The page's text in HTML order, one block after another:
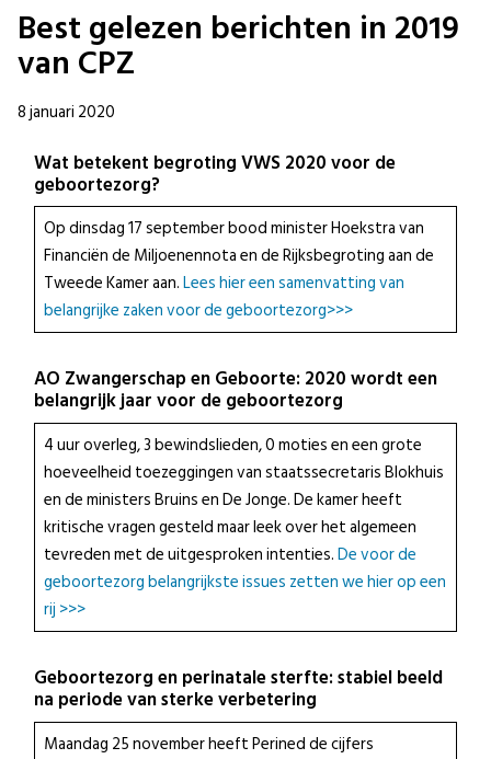
Best gelezen berichten in 2019
van CPZ
8 januari 2020
Wat betekent begroting VWS 2020 voor de
geboortezorg?
Op dinsdag 17 september bood minister Hoekstra van
Financiën de Miljoenennota en de Rijksbegroting aan de
Tweede Kamer aan.Lees hier een samenvatting van
belangrijke zaken voor de geboortezorg>>>
AO Zwangerschap en Geboorte: 2020 wordt een
belangrijk jaar voor de geboortezorg
4 uur overleg, 3 bewindslieden, 0 moties en een grote
hoeveelheid toezeggingen van staatssecretaris Blokhuis
en de ministers Bruins en De Jonge. De kamer heeft
kritische vragen gesteld maar leek over het algemeen
tevreden met de uitgesproken intenties.De voor de
geboortezorg belangrijkste issues zetten we hier op een
rij >>>
Geboortezorg en perinatale sterfte: stabiel beeld
na periode van sterke verbetering
Maandag 25 november heeft Perined de cijfers